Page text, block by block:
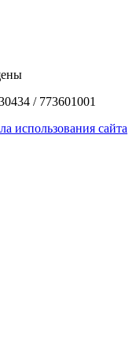
/ 773601001
использования сайта